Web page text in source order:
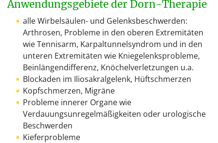
Anwendungsgebiete der Dorn-Therapie
alle Wirbelsäulen- und Gelenksbeschwerden:
Arthrosen, Probleme in den oberen Extremitäten
wie Tennisarm, Karpaltunnelsyndrom und in den
unteren Extremitäten wie Kniegelenksprobleme,
Beinlängendifferenz, Knöchelverletzungen u.a.
Blockaden im Iliosakralgelenk, Hüftschmerzen
Kopfschmerzen, Migräne
Probleme innerer Organe wie
Verdauungsunregelmäßigkeiten oder urologische
Beschwerden
Kieferprobleme